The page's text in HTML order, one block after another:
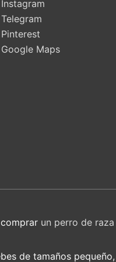
Instagram
Telegram
Pinterest
Google Maps
un perro de raza
de tamaños